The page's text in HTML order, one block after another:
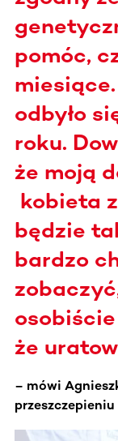
pomóc,
odbyło
roku.
że moją
kobieta
będzie
bardzo
że
– mówi
przeszczepieniu